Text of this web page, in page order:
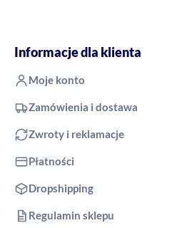
Informacje dla klienta
Moje konto
Zamówienia i dostawa
Zwroty i reklamacje
Płatności
Dropshipping
Regulamin sklepu